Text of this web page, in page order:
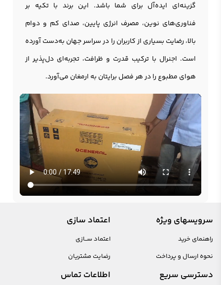
گزینه‌ای ایده‌آل برای شما باشد. این برند با تکیه بر
فناوری‌های نوین، مصرف انرژی پایین، صدای کم و دوام
بالا، رضایت بسیاری از کاربران را در سراسر جهان به‌دست آورده
است. اجنرال با ترکیب قدرت و ظرافت، تجربه‌ای دل‌پذیر از
هوای مطبوع را در هر فصل برایتان به ارمغان می‌آورد.
سرویسهای ویژه
راهنمای خرید
نحوه ارسال و پرداخت
اعتماد سازی
اعتماد ســازی
رضایت مشتریان
دسترسی سریع اطلاعات تماس